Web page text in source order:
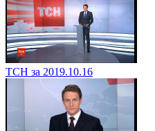
ТСН за 2019.10.16